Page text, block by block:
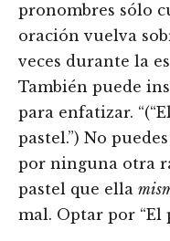
pronombres sólo
oración vuelva
veces durante la
También puede
para enfatizar.
pastel.”) No
por ninguna otra
pastel que ella
mal. Optar por “El